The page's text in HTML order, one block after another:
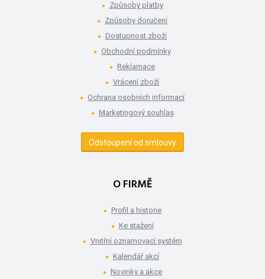
Způsoby platby
Způsoby doručení
Dostupnost zboží
Obchodní podmínky
Reklamace
Vrácení zboží
Ochrana osobních informací
Marketingový souhlas
Odstoupení od smlouvy
O FIRMĚ
Profil a historie
Ke stažení
Vnitřní oznamovací systém
Kalendář akcí
Novinky a akce